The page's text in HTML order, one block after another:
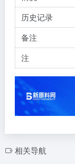
历史记录
备注
注
相关导航